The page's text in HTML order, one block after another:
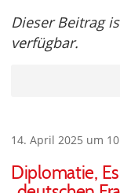
Dieser Beitrag
verfügbar.
14. April 2025 um
Diplomatie,